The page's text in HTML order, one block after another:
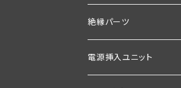
1200ｍｍ以下
900ｍｍ以下
1200ｍｍ以下
600mm以下
900mm以下
1200ｍｍ
600ｍｍ以下
900ｍｍ
1200ｍｍ
棚板幅600×奥行200ｍ
棚板幅600×奥行250ｍ
絶縁パーツ
シングルタイプ
電源挿入ユニット